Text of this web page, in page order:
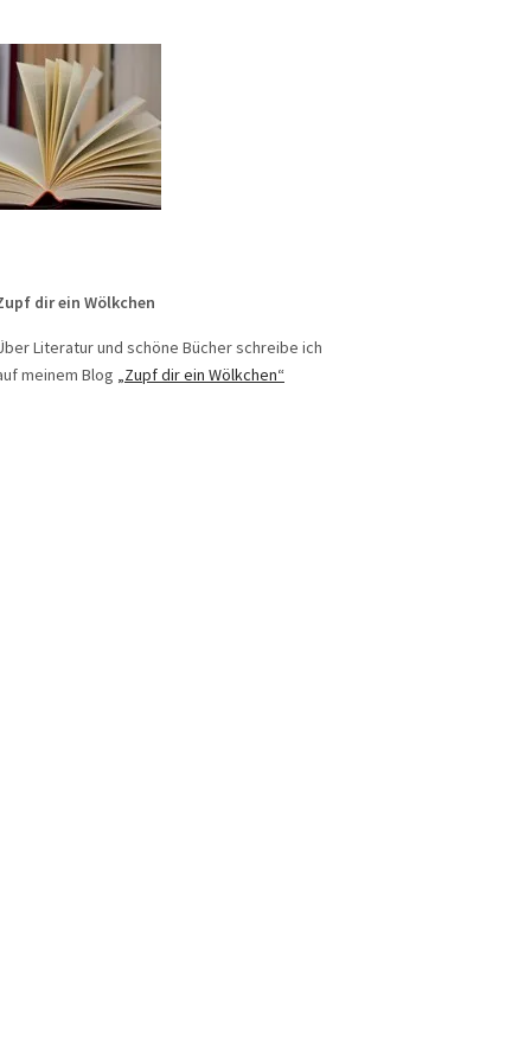
dir ein Wölkchen
Literatur und schöne Bücher schreibe ich
meinem Blog
„Zupf dir ein Wölkchen“